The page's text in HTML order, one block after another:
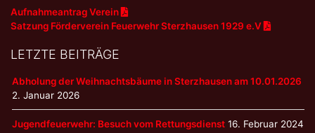
Aufnahmeantrag Verein
Satzung Förderverein Feuerwehr Sterzhausen 1929 e.V
LETZTE BEITRÄGE
Abholung der Weihnachtsbäume in Sterzhausen am 10.01.2026
2. Januar 2026
Jugendfeuerwehr: Besuch vom Rettungsdienst 16. Februar 2024